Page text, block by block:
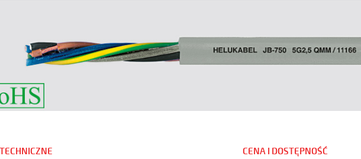
CENA I DOSTĘPNOŚĆ